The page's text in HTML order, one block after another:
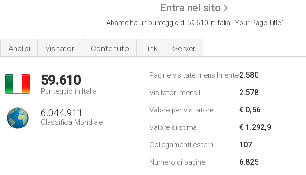
Entra nel sito
Abamc ha un punteggio di 59.610 in Italia. 'Your Page Title.'
Analisi Visitatori Contenuto Link Server
59.610
Punteggio in Italia
6.044.911
Classifica Mondiale
Pagine visitate mensilmente2.580
Visitatori mensili 2.578
Valore per visitatore € 0,56
Valore di stima € 1.292,9
Collegamenti esterni 107
Numero di pagine 6.825